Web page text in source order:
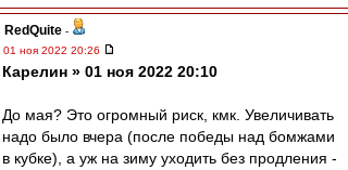
RedQuite -
01 ноя 2022 20:26
Карелин » 01 ноя 2022 20:10
До мая? Это огромный риск, кмк. Увеличивать
надо было вчера (после победы над бомжами
в кубке), а уж на зиму уходить без продления -